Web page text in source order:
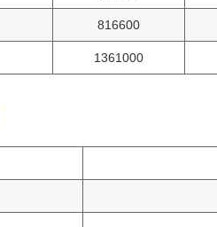
816600
1361000